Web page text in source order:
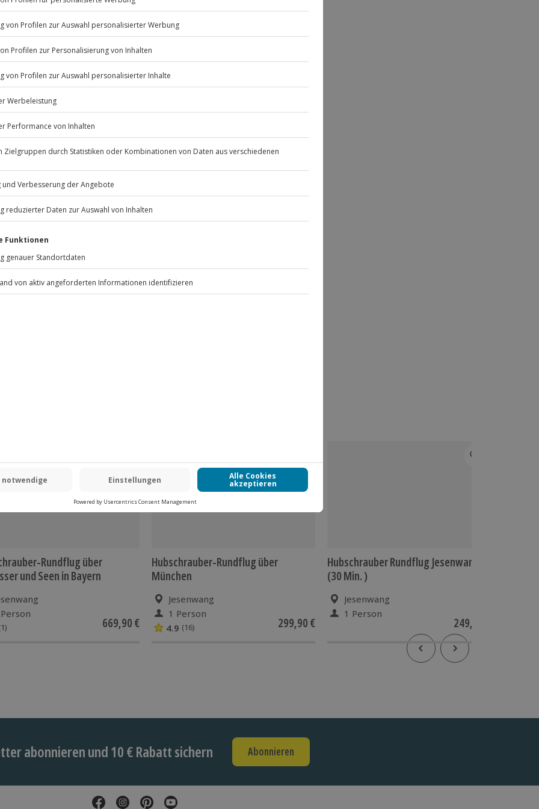
, Ausstieg und Handlingszeiten)
nur mit Einverständniserklärung
kg (bitte beachte, dass diese
darf!)
Kleidung, keine losen
und können sich von ad hoc
im Luftraum etc.)
immer 00:00 Uhr angegeben
bis 19:00 Uhr statt. Zwei bis
sind u. a. wetterabhängig)
Listenansicht
Jochen SchweizerGmbH
81671 München
außer an bundesweiten
Rundflug über
und Seen in Bayern
669,90 €
Hubschrauber-Rundflug über
München
Jesenwang
1 Person
4.9 (16) 299,90 €
Hubschrauber Rundflug Jesenwang
(30 Min. )
Jesenwang
1 Person
249,90 €
abonnieren und 10 € Rabatt sichern Abonnieren